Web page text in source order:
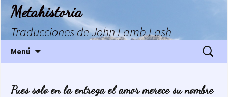
Saltar
contenido
Metahistoria
Traducciones de John Lamb Lash
Menú Buscar:
Pues solo en la entrega el amor merece su nombre